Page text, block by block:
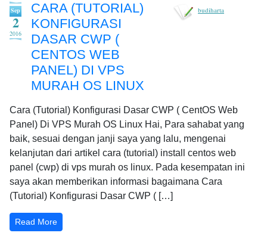
Sep
2
2016
CARA (TUTORIAL)
KONFIGURASI
DASAR CWP (
CENTOS WEB
PANEL) DI VPS
MURAH OS LINUX
budiharta
Cara (Tutorial) Konfigurasi Dasar CWP ( CentOS Web
Panel) Di VPS Murah OS Linux Hai, Para sahabat yang
baik, sesuai dengan janji saya yang lalu, mengenai
kelanjutan dari artikel cara (tutorial) install centos web
panel (cwp) di vps murah os linux. Pada kesempatan ini
saya akan memberikan informasi bagaimana Cara
(Tutorial) Konfigurasi Dasar CWP ( […]
Read More